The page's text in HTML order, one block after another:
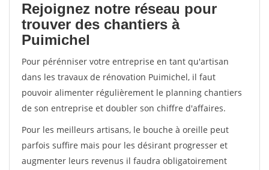
Rejoignez notre réseau pour
trouver des chantiers à
Puimichel
Pour pérénniser votre entreprise en tant qu'artisan
dans les travaux de rénovation Puimichel, il faut
pouvoir alimenter régulièrement le planning chantiers
de son entreprise et doubler son chiffre d'affaires.
Pour les meilleurs artisans, le bouche à oreille peut
parfois suffire mais pour les désirant progresser et
augmenter leurs revenus il faudra obligatoirement